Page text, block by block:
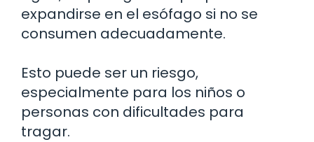
expandirse en el esófago si no se
consumen adecuadamente.
Esto puede ser un riesgo,
especialmente para los niños o
personas con dificultades para
tragar.